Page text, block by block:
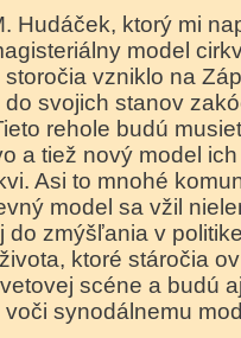
Hudáček, ktorý mi
model
vzniklo na
svojich stanov
rehole budú
a tiež nový model
Asi to mnohé
model sa vžil
do zmýšľania v
ktoré stáročia
scéne a budú
synodálnemu